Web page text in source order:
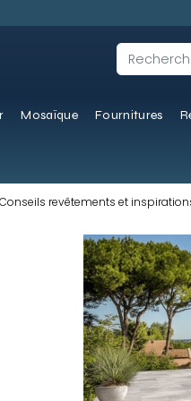
Mosaïque Fournitures
Conseils revêtements et